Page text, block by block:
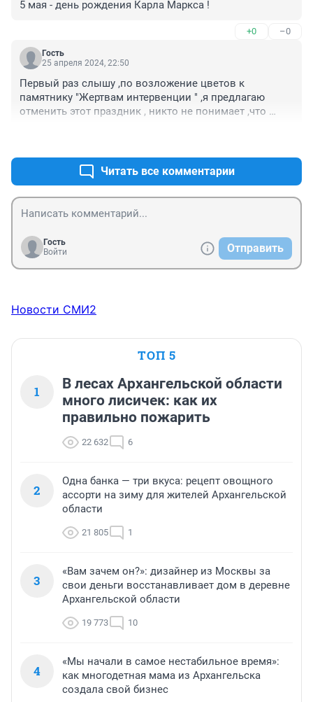
5 мая - день рождения Карла Маркса !
+0 –0
Гость
25 апреля 2024, 22:50
Первый раз слышу ,по возложение цветов к
памятнику "Жертвам интервенции " ,я предлагаю
отменить этот праздник , никто не понимает ,что
Читать все комментарии
Гость
Войти
Отправить
Новости СМИ2
ТОП 5
1
В лесах Архангельской области
много лисичек: как их
правильно пожарить
22 632 6
2
Одна банка — три вкуса: рецепт овощного
ассорти на зиму для жителей Архангельской
области
21 805 1
3
«Вам зачем он?»: дизайнер из Москвы за
свои деньги восстанавливает дом в деревне
Архангельской области
19 773 10
4
«Мы начали в самое нестабильное время»:
как многодетная мама из Архангельска
создала свой бизнес